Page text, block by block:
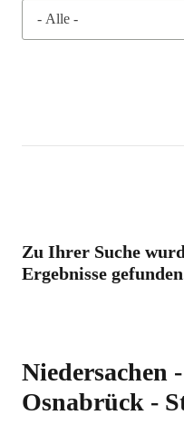
Zu Ihrer Suche
Ergebnisse
Niedersachen
Osnabrück -